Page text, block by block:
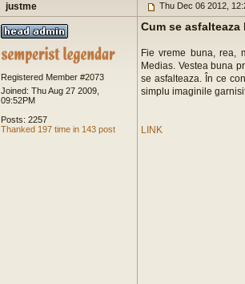
justme
Thu Dec 06 2012,
Registered Member #2073
Joined: Thu Aug 27 2009,
09:52PM
Posts: 2257
Thanked 197 time in 143 post
Cum se
Fie vreme buna, rea,
Medias. Vestea buna
se asfalteaza. În ce
simplu imaginile
LINK